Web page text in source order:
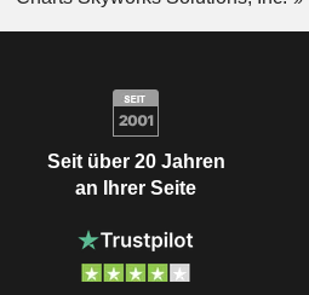
Seit über 20 Jahren
an Ihrer Seite